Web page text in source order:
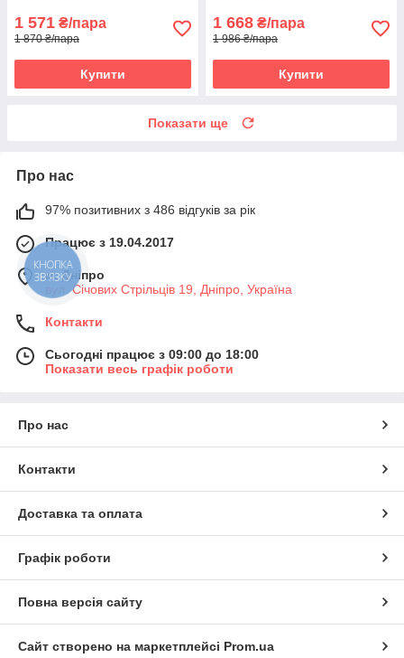
1 571 ₴/пара
1 870 ₴/пара
Купити
1 668 ₴/пара
1 986 ₴/пара
Купити
Показати ще
Про нас
97% позитивних з 486 відгуків за рік
Працює з 19.04.2017
м. Дніпро
вул. Січових Стрільців 19, Дніпро, Україна
Контакти
Сьогодні працює з 09:00 до 18:00
Показати весь графік роботи
Про нас
Контакти
Доставка та оплата
Графік роботи
Повна версія сайту
Сайт створено на маркетплейсі Prom.ua